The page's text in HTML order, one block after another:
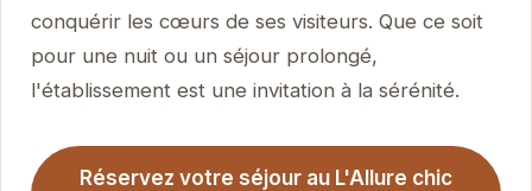
conquérir les cœurs de ses visiteurs. Que ce soit
pour une nuit ou un séjour prolongé,
l'établissement est une invitation à la sérénité.
Réservez votre séjour au L'Allure chic